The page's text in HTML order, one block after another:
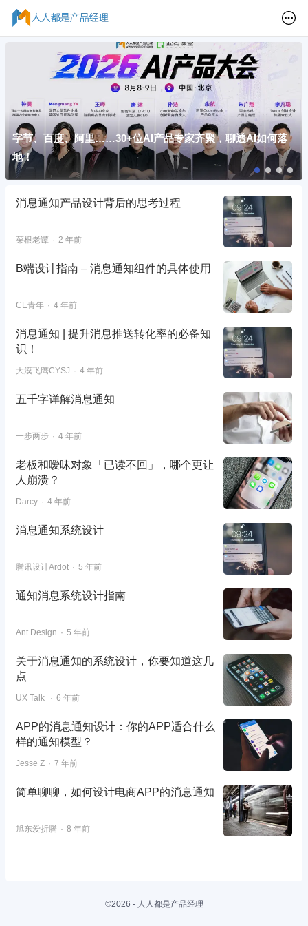
字节、百度、阿里……30+位AI产品专家齐聚，聊透AI如何落
地！
消息通知产品设计背后的思考过程
菜根老谭 2 年前
B端设计指南 – 消息通知组件的具体使用
CE青年 4 年前
消息通知 | 提升消息推送转化率的必备知
识！
大漠飞鹰CYSJ 4 年前
五千字详解消息通知
一步两步 4 年前
老板和暧昧对象「已读不回」，哪个更让
人崩溃？
Darcy 4 年前
消息通知系统设计
腾讯设计Ardot 5 年前
通知消息系统设计指南
Ant Design 5 年前
关于消息通知的系统设计，你要知道这几
点
UX Talk 6 年前
APP的消息通知设计：你的APP适合什么
样的通知模型？
Jesse Z 7 年前
简单聊聊，如何设计电商APP的消息通知
旭东爱折腾 8 年前
©2026 - 人人都是产品经理